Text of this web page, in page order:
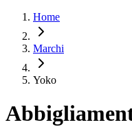
Home
Marchi
Yoko